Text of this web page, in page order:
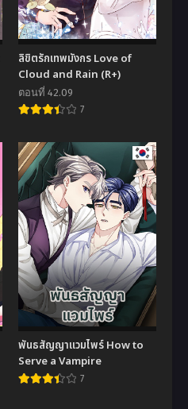
ลิขิตรักเทพมังกร Love of
Cloud and Rain (R+)
ตอนที่ 42.09
7
พันธสัญญาแวมไพร์ How to
Serve a Vampire
7